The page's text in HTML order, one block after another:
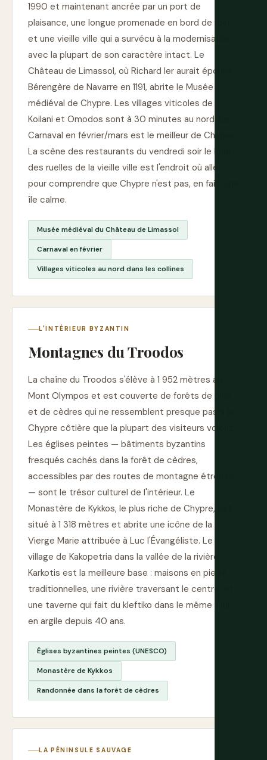
1990 et maintenant ancrée par un port de
plaisance, une longue promenade en bord de mer
et une vieille ville qui a survécu à la modernisation
avec la plupart de son caractère intact. Le
Château de Limassol, où Richard Ier aurait épousé
Bérengère de Navarre en 1191, abrite le Musée
médiéval de Chypre. Les villages viticoles de
Koilani et Omodos sont à 30 minutes au nord. Le
Carnaval en février/mars est le meilleur de Chypre.
La scène des restaurants du vendredi soir le long
des ruelles de la vieille ville est l'endroit où aller
pour comprendre que Chypre n'est pas, en fait, une
île calme.
Musée médiéval du Château de Limassol
Carnaval en février
Villages viticoles au nord dans les collines
L'INTÉRIEUR BYZANTIN
Montagnes du Troodos
La chaîne du Troodos s'élève à 1 952 mètres au
Mont Olympos et est couverte de forêts de pins
et de cèdres qui ne ressemblent presque pas à la
Chypre côtière que la plupart des visiteurs voient.
Les églises peintes — bâtiments byzantins
fresqués cachés dans la forêt de cèdres,
accessibles par des routes de montagne étroites
— sont le trésor culturel de l'intérieur. Le
Monastère de Kykkos, le plus riche de Chypre, est
situé à 1 318 mètres et abrite une icône de la
Vierge Marie attribuée à Luc l'Évangéliste. Le
village de Kakopetria dans la vallée de la rivière
Karkotis est la meilleure base : maisons en pierre
traditionnelles, une rivière traversant le centre, et
une taverne qui fait du kleftiko dans le même four
en argile depuis 40 ans.
Églises byzantines peintes (UNESCO)
Monastère de Kykkos
Randonnée dans la forêt de cèdres
LA PÉNINSULE SAUVAGE